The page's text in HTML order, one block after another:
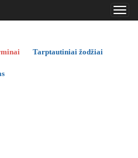
..
..
Tarptautiniai žodžiai